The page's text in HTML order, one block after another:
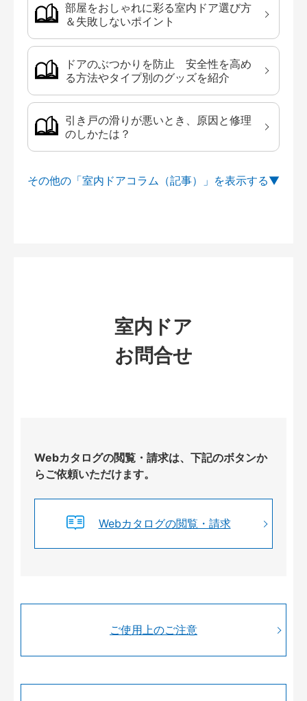
部屋をおしゃれに彩る室内ドア選び方
＆失敗しないポイント
ドアのぶつかりを防止 安全性を高め
る方法やタイプ別のグッズを紹介
引き戸の滑りが悪いとき、原因と修理
のしかたは？
その他の「室内ドアコラム（記事）」を
室内ドア
お問合せ
Webカタログの閲覧・請求は、下記のボタンか
らご依頼いただけます。
Webカタログの閲覧・請求
ご使用上のご注意